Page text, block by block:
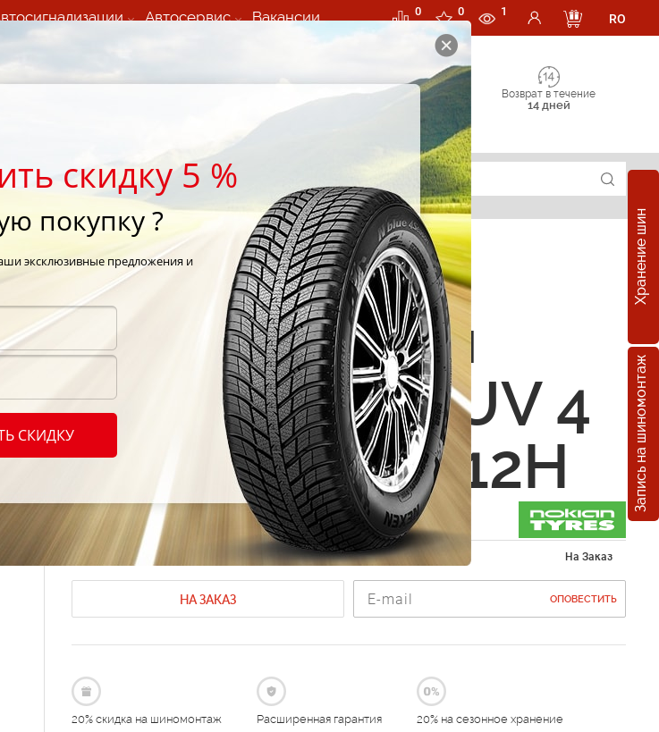
Автосервис Вакансии 0 0 1
RO
Возврат в течение
14 дней
Хранение шин
Запись на шиномонтаж
Зимние шины
Nokian WR SUV 4
255/60 R18 112H
Зимние шины Nokian Зимние шины 255/60 R18
Код продукта: AT-167826 На Заказ
НА ЗАКАЗ ОПОВЕСТИТЬ
20% скидка на шиномонтаж Расширенная гарантия 20% на сезонное хранение
скидку 5 %
покупку ?
эксклюзивные предложения и
СКИДКУ